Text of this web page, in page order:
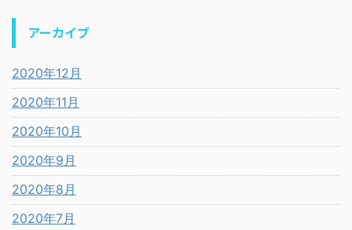
アーカイブ
2020年12月
2020年11月
2020年10月
2020年9月
2020年8月
2020年7月